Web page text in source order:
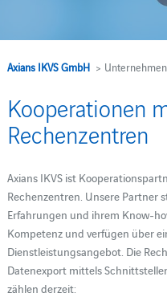
Axians IKVS GmbH> Unternehmen
Kooperationen
Rechenzentren
Axians IKVS ist
Rechenzentren. Unsere Partner
Erfahrungen und ihrem Know-
Kompetenz und verfügen über
Dienstleistungsangebot. Die
Datenexport mittels
zählen derzeit: